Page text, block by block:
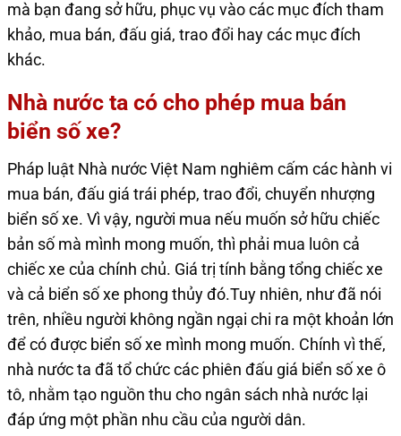
mà bạn đang sở hữu, phục vụ vào các mục đích tham
khảo, mua bán, đấu giá, trao đổi hay các mục đích
khác.
Nhà nước ta có cho phép mua bán
biển số xe?
Pháp luật Nhà nước Việt Nam nghiêm cấm các hành vi
mua bán, đấu giá trái phép, trao đổi, chuyển nhượng
biển số xe. Vì vậy, người mua nếu muốn sở hữu chiếc
bản số mà mình mong muốn, thì phải mua luôn cả
chiếc xe của chính chủ. Giá trị tính bằng tổng chiếc xe
và cả biển số xe phong thủy đó.Tuy nhiên, như đã nói
trên, nhiều người không ngần ngại chi ra một khoản lớn
để có được biển số xe mình mong muốn. Chính vì thế,
nhà nước ta đã tổ chức các phiên đấu giá biển số xe ô
tô, nhằm tạo nguồn thu cho ngân sách nhà nước lại
đáp ứng một phần nhu cầu của người dân.